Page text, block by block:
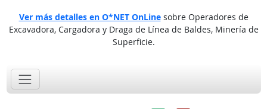
Ver más detalles en O*NET OnLinesobre Operadores de
Excavadora, Cargadora y Draga de Línea de Baldes, Minería de
Superficie.